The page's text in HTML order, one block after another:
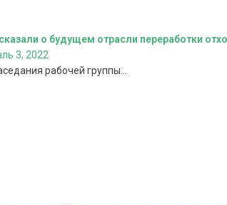
о будущем отрасли переработки
3, 2022
рабочей группы...